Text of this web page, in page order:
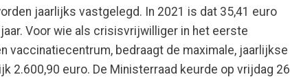
jaarlijks vastgelegd. In 2021 is dat 35,41 euro
Voor wie als crisisvrijwilliger in het eerste
vaccinatiecentrum, bedraagt de maximale, jaarlijkse
2.600,90 euro. De Ministerraad keurde op vrijdag 26